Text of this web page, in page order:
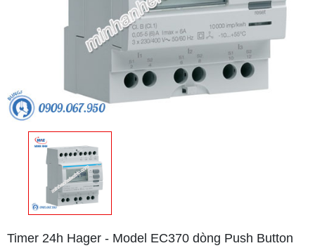
Timer 24h Hager - Model EC370 dòng Push Button